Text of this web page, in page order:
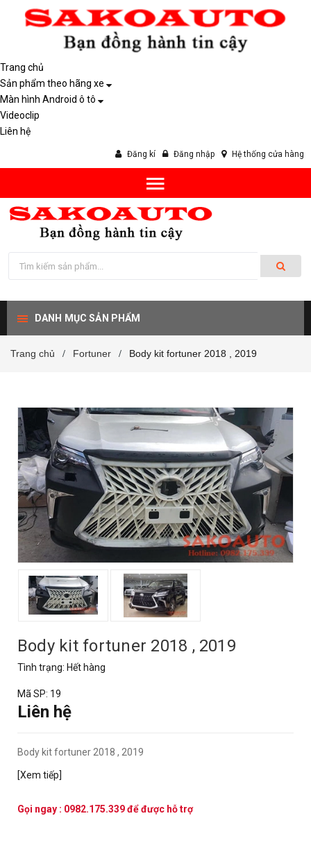
Trang chủ
Sản phẩm theo hãng xe
Màn hình Android ô tô
Videoclip
Liên hệ
Đăng kí Đăng nhập Hệ thống cửa hàng
DANH MỤC SẢN PHẨM
Trang chủ / Fortuner / Body kit fortuner 2018 , 2019
Body kit fortuner 2018 , 2019
Tình trạng: Hết hàng
Mã SP: 19
Liên hệ
Body kit fortuner 2018 , 2019
[Xem tiếp]
Gọi ngay : 0982.175.339để được hỗ trợ